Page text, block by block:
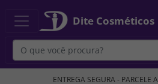
Dite Cosméticos
ENTREGA SEGURA - PARCELE